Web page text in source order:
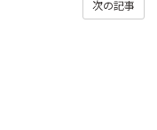
次の記事